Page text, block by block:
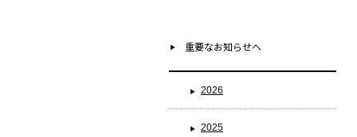
重要なお知らせへ
2026
2025